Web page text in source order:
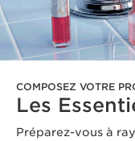
COMPOSEZ VOTRE
Les
Préparez-vous à